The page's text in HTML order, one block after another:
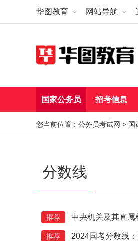
华图教育 网站导航
国家公务员 招考信息
您当前位置： 公务员考试网 > 国
分数线
推荐 中央机关及其直
推荐 2024国考分数线